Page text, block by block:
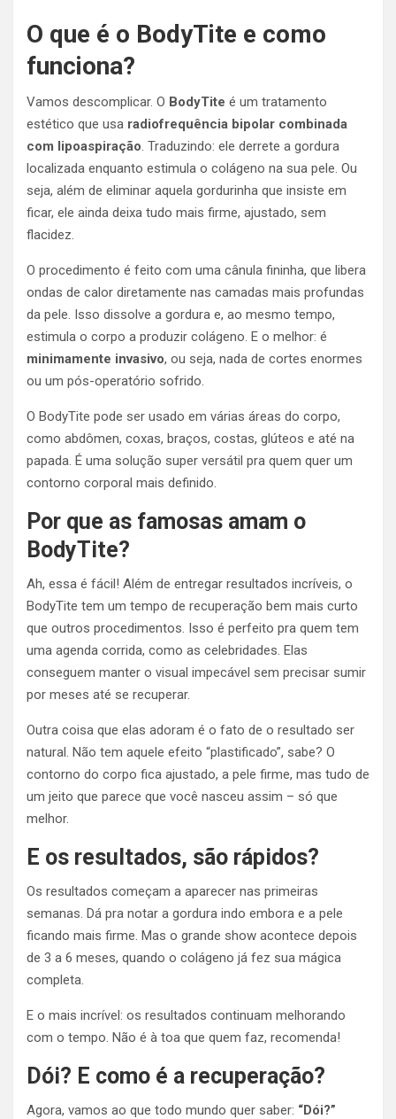
O que é o BodyTite e como
funciona?
Vamos descomplicar. O BodyTite é um tratamento
estético que usa radiofrequência bipolar combinada
com lipoaspiração. Traduzindo: ele derrete a gordura
localizada enquanto estimula o colágeno na sua pele. Ou
seja, além de eliminar aquela gordurinha que insiste em
ficar, ele ainda deixa tudo mais firme, ajustado, sem
flacidez.
O procedimento é feito com uma cânula fininha, que libera
ondas de calor diretamente nas camadas mais profundas
da pele. Isso dissolve a gordura e, ao mesmo tempo,
estimula o corpo a produzir colágeno. E o melhor: é
minimamente invasivo, ou seja, nada de cortes enormes
ou um pós-operatório sofrido.
O BodyTite pode ser usado em várias áreas do corpo,
como abdômen, coxas, braços, costas, glúteos e até na
papada. É uma solução super versátil pra quem quer um
contorno corporal mais definido.
Por que as famosas amam o
BodyTite?
Ah, essa é fácil! Além de entregar resultados incríveis, o
BodyTite tem um tempo de recuperação bem mais curto
que outros procedimentos. Isso é perfeito pra quem tem
uma agenda corrida, como as celebridades. Elas
conseguem manter o visual impecável sem precisar sumir
por meses até se recuperar.
Outra coisa que elas adoram é o fato de o resultado ser
natural. Não tem aquele efeito “plastificado”, sabe? O
contorno do corpo fica ajustado, a pele firme, mas tudo de
um jeito que parece que você nasceu assim – só que
melhor.
E os resultados, são rápidos?
Os resultados começam a aparecer nas primeiras
semanas. Dá pra notar a gordura indo embora e a pele
ficando mais firme. Mas o grande show acontece depois
de 3 a 6 meses, quando o colágeno já fez sua mágica
completa.
E o mais incrível: os resultados continuam melhorando
com o tempo. Não é à toa que quem faz, recomenda!
Dói? E como é a recuperação?
Agora, vamos ao que todo mundo quer saber: “Dói?”